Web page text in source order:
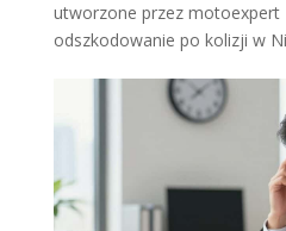
utworzone przez motoexpert
odszkodowanie po kolizji w